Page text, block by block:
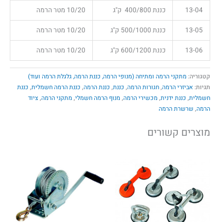
13-04 כננת 400/800 ק"ג 10/20 מטר הרמה
13-05 כננת 500/1000 ק"ג 10/20 מטר הרמה
13-06 כננת 600/1200 ק"ג 10/20 מטר הרמה
קטגוריה: מתקני הרמה ומתיחה (מנופי הרמה, כננת הרמה, גלגלת הרמה ועוד)
תגיות: אביזרי הרמה,חגורות הרמה, כננת, כננת הרמה, כננת הרמה חשמלית, כננת
חשמלית, כננת ידנית, מכשירי הרמה, מנוף הרמה חשמלי, מתקני הרמה, ציוד
הרמה, שרשרת הרמה
מוצרים קשורים